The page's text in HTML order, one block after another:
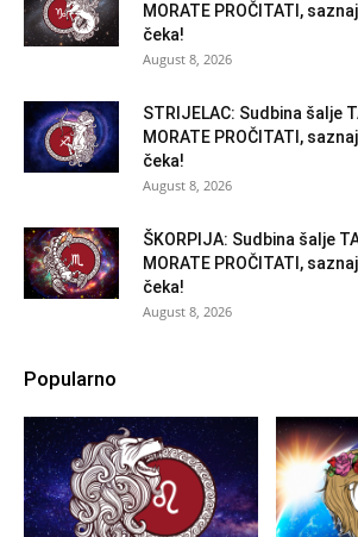
MORATE PROČITATI,
čeka!
August 8, 2026
STRIJELAC: Sudbina šalje
MORATE PROČITATI,
čeka!
August 8, 2026
ŠKORPIJA: Sudbina šalje
MORATE PROČITATI,
čeka!
August 8, 2026
Popularno